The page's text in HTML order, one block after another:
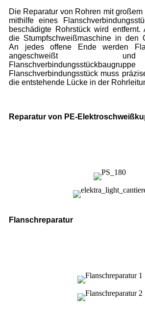
Die Reparatur von Rohren mit
mithilfe eines
beschädigte Rohrstück wird entfernt.
die Stumpfschweißmaschine in den
An jedes offene Ende werden
angeschweißt
Flanschverbindungsstück muss
die entstehende Lücke in der
Reparatur von PE-
Flanschreparatur